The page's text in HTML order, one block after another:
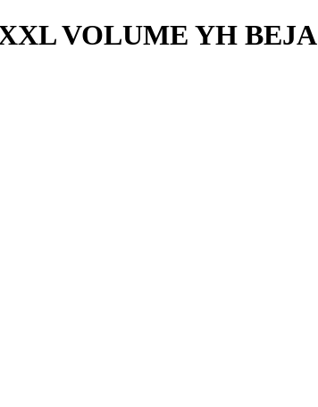
VOLUME YH BEJA